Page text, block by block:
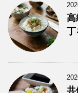
高
丁
共